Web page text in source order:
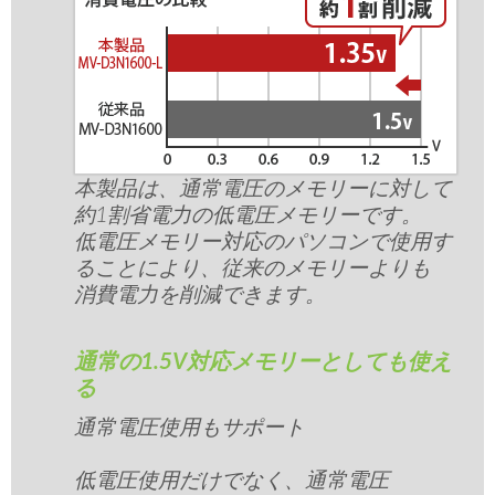
本製品は、通常電圧のメモリーに対して
約1割省電力の低電圧メモリーです。
低電圧メモリー対応のパソコンで使用す
ることにより、従来のメモリーよりも
消費電力を削減できます。
通常の1.5V対応メモリーとしても使え
る
通常電圧使用もサポート
低電圧使用だけでなく、通常電圧